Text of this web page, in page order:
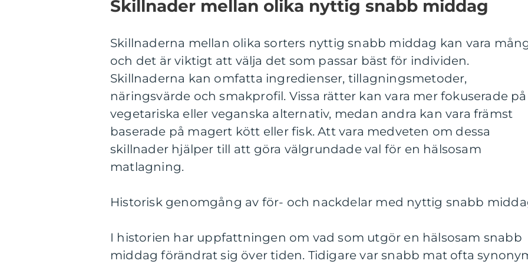
Skillnader mellan olika nyttig snabb middag
Skillnaderna mellan olika sorters nyttig snabb middag kan vara
och det är viktigt att välja det som passar bäst för individen.
Skillnaderna kan omfatta ingredienser, tillagningsmetoder,
näringsvärde och smakprofil. Vissa rätter kan vara mer fokuserade på
vegetariska eller veganska alternativ, medan andra kan vara främst
baserade på magert kött eller fisk. Att vara medveten om dessa
skillnader hjälper till att göra välgrundade val för en hälsosam
matlagning.
Historisk genomgång av för- och nackdelar med nyttig snabb
I historien har uppfattningen om vad som utgör en hälsosam snabb
middag förändrat sig över tiden. Tidigare var snabb mat ofta